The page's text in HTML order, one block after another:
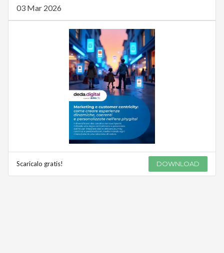
03 Mar 2026
Scaricalo gratis! DOWNLOAD